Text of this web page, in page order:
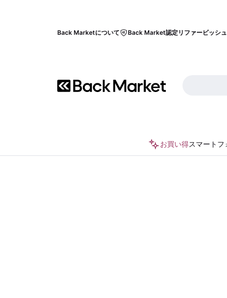
Back Marketについて Back Market認定リファービッシュ
お買い得スマートフ